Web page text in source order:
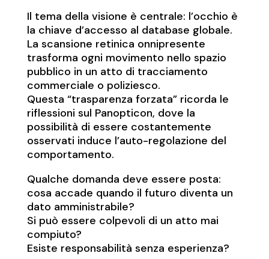
Il tema della visione è centrale: l’occhio è
la chiave d’accesso al database globale.
La scansione retinica onnipresente
trasforma ogni movimento nello spazio
pubblico in un atto di tracciamento
commerciale o poliziesco.
Questa “trasparenza forzata” ricorda le
riflessioni sul Panopticon, dove la
possibilità di essere costantemente
osservati induce l’auto-regolazione del
comportamento.
Qualche domanda deve essere posta:
cosa accade quando il futuro diventa un
dato amministrabile?
Si può essere colpevoli di un atto mai
compiuto?
Esiste responsabilità senza esperienza?